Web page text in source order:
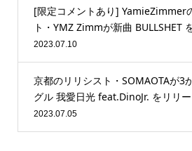
[限定コメントあり] YamieZimmer
ト・YMZ Zimmが新曲 BULLSHET
2023.07.10
京都のリリシスト・SOMAOTAが3
グル 我愛日光 feat.DinoJr. をリリ
2023.07.05